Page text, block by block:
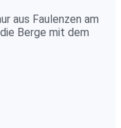
aus Faulenzen am
Berge mit dem